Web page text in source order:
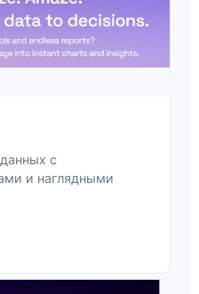
с
и наглядными